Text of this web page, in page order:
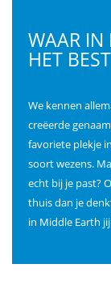
WAAR IN
HET
We kennen
creëerde
favoriete plekje
soort wezens.
echt bij je past?
thuis dan je
in Middle Earth